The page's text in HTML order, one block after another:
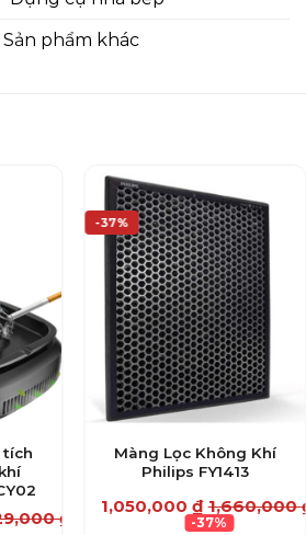
Sản phẩm khác
tích
₫
-37%
Màng Lọc Không Khí
Philips FY1413
1,050,000 ₫ 1,660,000
-37%